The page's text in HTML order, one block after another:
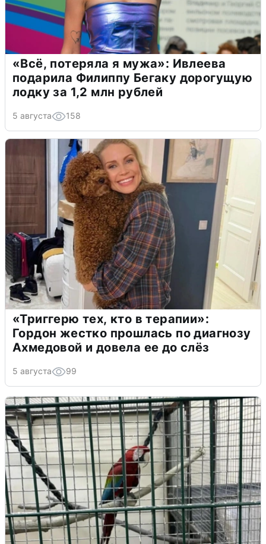
«Всё, потеряла я мужа»: Ивлеева
подарила Филиппу Бегаку дорогущую
лодку за 1,2 млн рублей
5 августа 158
«Триггерю тех, кто в терапии»:
Гордон жестко прошлась по диагнозу
Ахмедовой и довела ее до слёз
5 августа 99